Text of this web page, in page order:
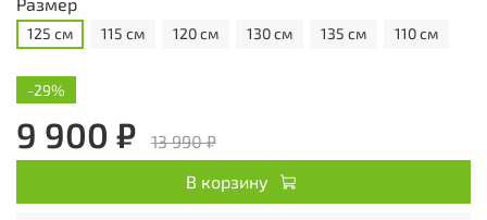
125 см 115 см 120 см 130 см 135 см 110 см
-29%
9 900 ₽
13 990 ₽
В корзину